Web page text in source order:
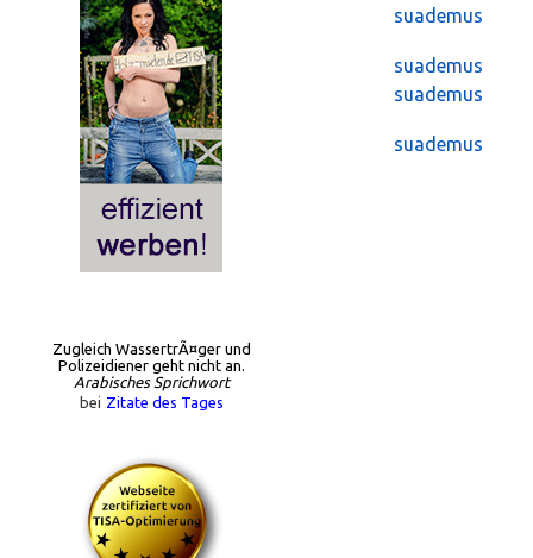
Zugleich WassertrÃ¤ger und
Polizeidiener geht nicht an.
Arabisches Sprichwort
bei Zitate des Tages
suademus
suademus
suademus
suademus